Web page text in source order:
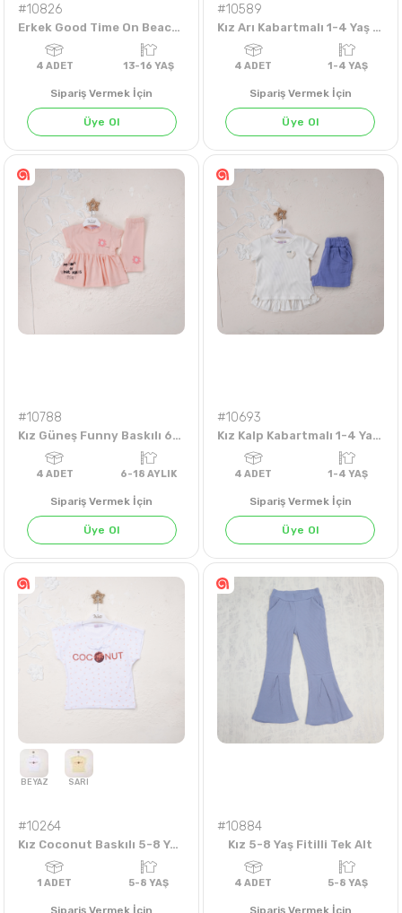
#10826
Erkek Good Time On Beach Baskılı 13-16 Yaş Tişört
ADET
Sipariş Vermek İçin
Üye Ol
#10589
Kız Arı Kabartmalı 1-4 Yaş Taytlı Takım
ADET
Sipariş Vermek İçin
Üye Ol
#10788
Kız Güneş Funny Baskılı 6-18 Aylık Takım
ADET 6-18 AYLIK
Sipariş Vermek İçin
Üye Ol
#10693
Kız Kalp Kabartmalı 1-4 Yaş Fırfırlı Takım
ADET
Sipariş Vermek İçin
Üye Ol
#10264
Kız Coconut Baskılı 5-8 Yaş Badi
Sipariş Vermek İçin
#10884
Kız 5-8 Yaş Fitilli Tek Alt
Sipariş Vermek İçin